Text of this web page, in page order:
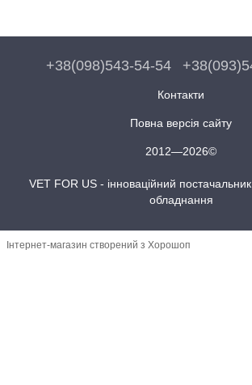
+38(098)543-54-54
Контакти
Повна версія сайту
2012—2026©
VET FOR US - інноваційний
обладнання
Інтернет-магазин створений з Хорошоп